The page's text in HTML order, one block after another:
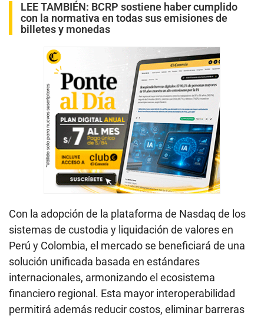
LEE TAMBIÉN: BCRP sostiene haber cumplido
con la normativa en todas sus emisiones de
billetes y monedas
Con la adopción de la plataforma de Nasdaq de los
sistemas de custodia y liquidación de valores en
Perú y Colombia, el mercado se beneficiará de una
solución unificada basada en estándares
internacionales, armonizando el ecosistema
financiero regional. Esta mayor interoperabilidad
permitirá además reducir costos, eliminar barreras